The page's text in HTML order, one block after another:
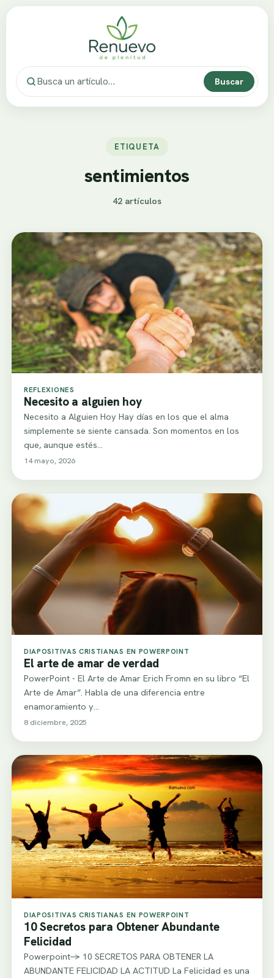
Buscar
ETIQUETA
sentimientos
42 artículos
REFLEXIONES
Necesito a alguien hoy
Necesito a Alguien Hoy Hay días en los que el alma
simplemente se siente cansada. Son momentos en los
que, aunque estés…
14 mayo, 2026
DIAPOSITIVAS CRISTIANAS EN POWERPOINT
El arte de amar de verdad
PowerPoint - El Arte de Amar Erich Fromn en su libro “El
Arte de Amar”. Habla de una diferencia entre
enamoramiento y…
8 diciembre, 2025
DIAPOSITIVAS CRISTIANAS EN POWERPOINT
10 Secretos para Obtener Abundante
Felicidad
Powerpoint-> 10 SECRETOS PARA OBTENER LA
ABUNDANTE FELICIDAD LA ACTITUD La Felicidad es una